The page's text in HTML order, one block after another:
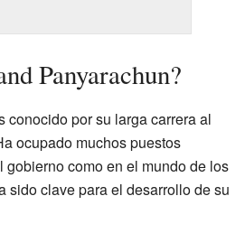
Panyarachun?
conocido por su larga carrera al
ocupado muchos puestos
gobierno como en el mundo de los
sido clave para el desarrollo de su